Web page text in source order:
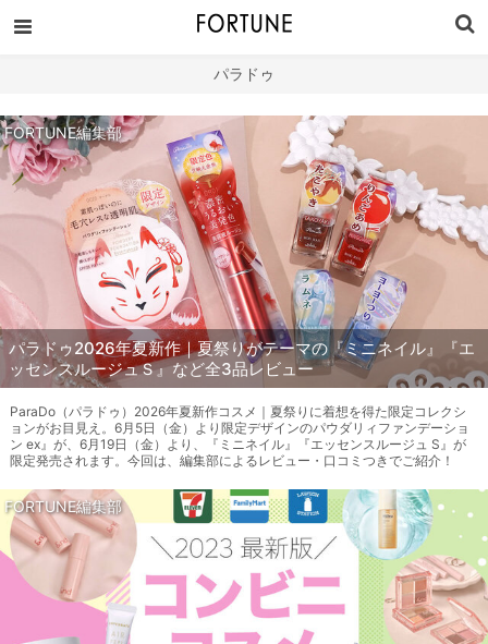
パラドゥ
FORTUNE編集部
パラドゥ2026年夏新作｜夏祭りがテーマの『ミニネイル』『エ
ッセンスルージュＳ』など全3品レビュー
ParaDo（パラドゥ）2026年夏新作コスメ｜夏祭りに着想を得た限定コレクシ
ョンがお目見え。6月5日（金）より限定デザインのパウダリィファンデーショ
ン ex』が、6月19日（金）より、『ミニネイル』『エッセンスルージュ S』が
限定発売されます。今回は、編集部によるレビュー・口コミつきでご紹介！
FORTUNE編集部